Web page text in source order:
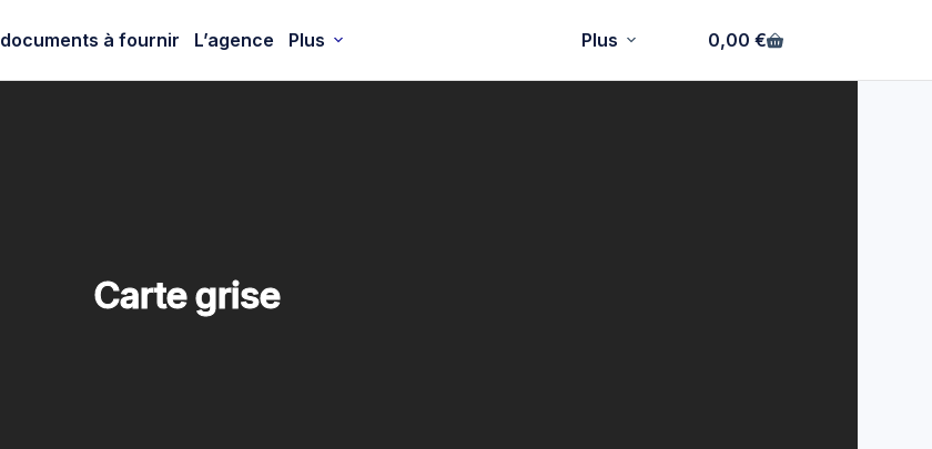
documents à fournir L’agence Plus Plus 0,00 €
Carte grise